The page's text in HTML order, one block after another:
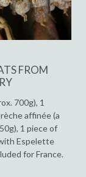
FROM
700g), 1
affinée (a
1 piece of
Espelette
for France.